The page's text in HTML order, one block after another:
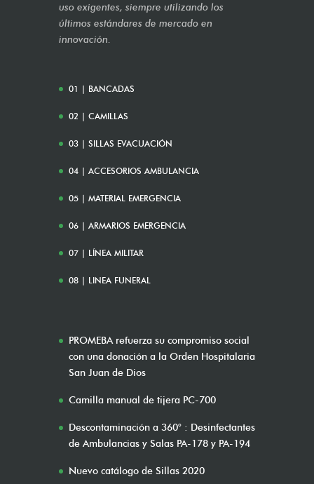
uso exigentes, siempre utilizando los
últimos estándares de mercado en
innovación.
01 | BANCADAS
02 | CAMILLAS
03 | SILLAS EVACUACIÓN
04 | ACCESORIOS AMBULANCIA
05 | MATERIAL EMERGENCIA
06 | ARMARIOS EMERGENCIA
07 | LÍNEA MILITAR
08 | LINEA FUNERAL
PROMEBA refuerza su compromiso social
con una donación a la Orden Hospitalaria
San Juan de Dios
Camilla manual de tijera PC-700
Descontaminación a 360° : Desinfectantes
de Ambulancias y Salas PA-178 y PA-194
Nuevo catálogo de Sillas 2020